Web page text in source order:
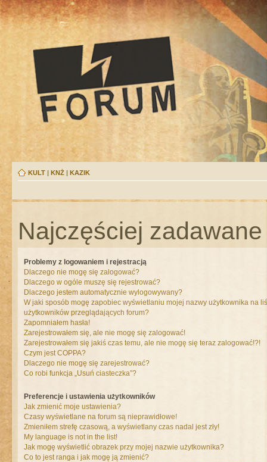
KULT | KNŻ | KAZIK
Najczęściej
Problemy z logowaniem i rejestracją
Dlaczego nie mogę się zalogować?
Dlaczego w ogóle muszę się rejestrować?
Dlaczego jestem automatycznie wylogowywany?
W jaki sposób mogę zapobiec wyświetlaniu mojej nazwy użytkownika na
użytkowników przeglądających forum?
Zapomniałem hasła!
Zarejestrowałem się, ale nie mogę się zalogować!
Zarejestrowałem się jakiś czas temu, ale nie mogę się teraz zalogować!?!
Czym jest COPPA?
Dlaczego nie mogę się zarejestrować?
Co robi funkcja „Usuń ciasteczka”?
Preferencje i ustawienia użytkowników
Jak zmienić moje ustawienia?
Czasy wyświetlane na forum są nieprawidłowe!
Zmieniłem strefę czasową, a wyświetlany czas nadal jest zły!
My language is not in the list!
Jak mogę wyświetlić obrazek przy mojej nazwie użytkownika?
Co to jest ranga i jak mogę ją zmienić?